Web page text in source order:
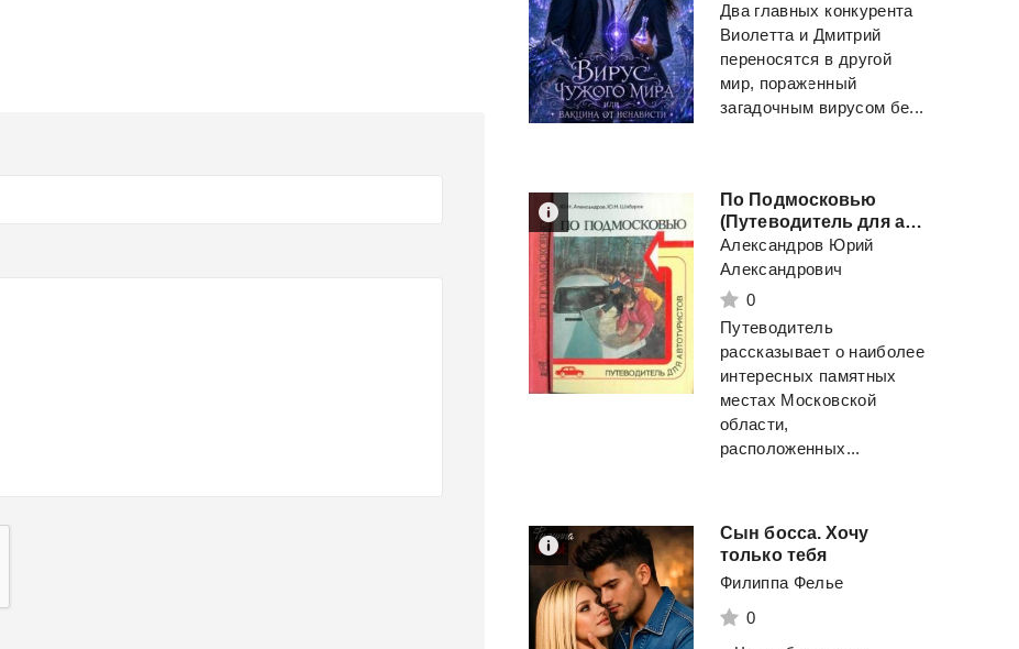
Два главных конкурента
Виолетта и Дмитрий
переносятся в другой
мир, пораженный
загадочным вирусом бе...
По Подмосковью
(Путеводитель для автотуристов)
Александров Юрий
Александрович
0
Путеводитель
рассказывает о наиболее
интересных памятных
местах Московской
области,
расположенных...
Сын босса. Хочу
только тебя
Филиппа Фелье
0